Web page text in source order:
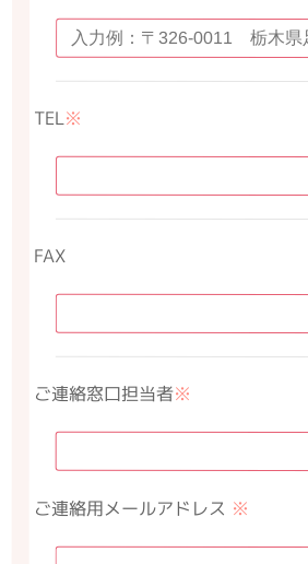
TEL ※
FAX
ご連絡窓口担当者※
ご連絡用メールアドレス ※